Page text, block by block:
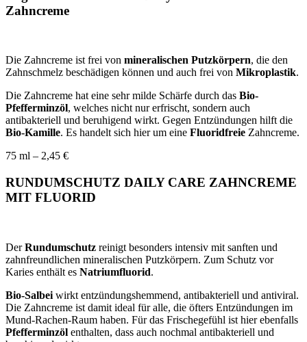
Zahncreme
Die Zahncreme ist frei von mineralischen Putzkörpern, die den
Zahnschmelz beschädigen können und auch frei von Mikroplastik.
Die Zahncreme hat eine sehr milde Schärfe durch das Bio-
Pfefferminzöl, welches nicht nur erfrischt, sondern auch
antibakteriell und beruhigend wirkt. Gegen Entzündungen hilft die
Bio-Kamille. Es handelt sich hier um eine Fluoridfreie Zahncreme.
75 ml – 2,45 €
RUNDUMSCHUTZ DAILY CARE ZAHNCREME
MIT FLUORID
DerRundumschutz reinigt besonders intensiv mit sanften und
zahnfreundlichen mineralischen Putzkörpern. Zum Schutz vor
Karies enthält es Natriumfluorid.
Bio-Salbei wirkt entzündungshemmend, antibakteriell und antiviral.
Die Zahncreme ist damit ideal für alle, die öfters Entzündungen im
Mund-Rachen-Raum haben. Für das Frischegefühl ist hier ebenfalls
Pfefferminzöl enthalten, dass auch nochmal antibakteriell und